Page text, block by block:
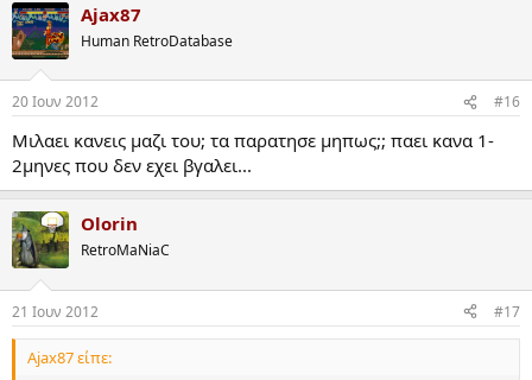
Ajax87
Human RetroDatabase
20 Ιουν 2012 #16
Μιλαει κανεις μαζι του; τα παρατησε μηπως;; παει κανα 1-
2μηνες που δεν εχει βγαλει...
Olorin
RetroMaNiaC
21 Ιουν 2012 #17
Ajax87 είπε: